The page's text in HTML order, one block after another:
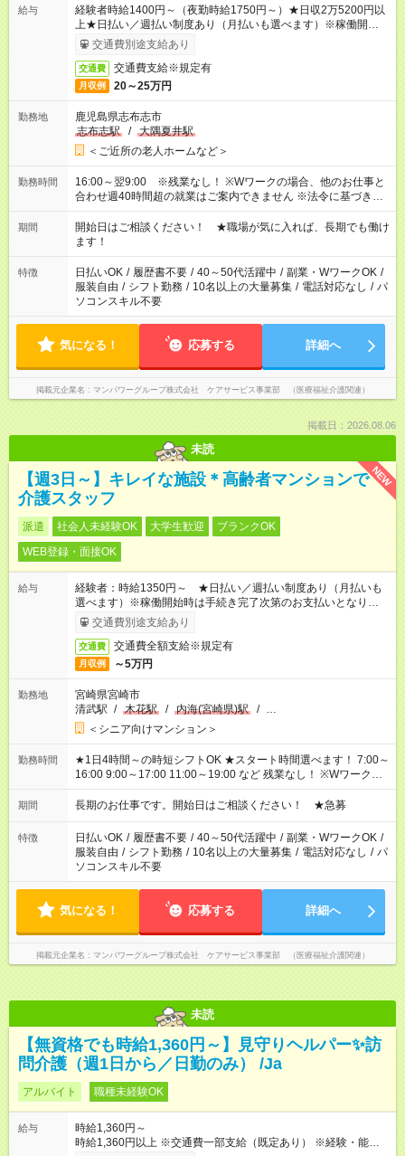
給与
経験者時給1400円～（夜勤時給1750円～）★日収2万5200円以
上★日払い／週払い制度あり（月払いも選べます）※稼働開始時
は手続き完了次第のお支払いとなります。
交通費別途支給あり
交通費 交通費支給※規定有
月収例 20～25万円
勤務地
鹿児島県志布志市
志布志駅
/ 大隅夏井駅
＜ご近所の老人ホームなど＞
勤務時間
16:00～翌9:00 ※残業なし！ ※Wワークの場合、他のお仕事と
合わせ週40時間超の就業はご案内できません ※法令に基づき、
週20時間以上勤務は社会保険への加入対象となります ※労働者
派遣法（日雇い派遣の原則禁止）により、短時間・短期間の就
業はご案内が難しい場合があります
期間
開始日はご相談ください！ ★職場が気に入れば、長期でも働け
ます！
特徴 日払いOK / 履歴書不要 / 40～50代活躍中 / 副業・WワークOK /
服装自由 / シフト勤務 / 10名以上の大量募集 / 電話対応なし / パ
ソコンスキル不要
気になる！ 応募する 詳細へ
掲載元企業名 マンパワーグループ株式会社 ケアサービス事業部 （医療福祉介護関連）
掲載日：2026.08.06
未読
NEW
【週3日～】キレイな施設＊高齢者マンションで
介護スタッフ
派遣 社会人未経験OK 大学生歓迎
ブランクOK
WEB登録・面接OK
給与
経験者：時給1350円～ ★日払い／週払い制度あり（月払いも
選べます）※稼働開始時は手続き完了次第のお支払いとなりま
す。交通費別途支給あり
交通費 交通費全額支給※規定有
月収例 ～5万円
勤務地
宮崎県宮崎市
清武駅 / 木花駅 / 内海(宮崎県)駅 / …
＜シニア向けマンション＞
勤務時間
★1日4時間～の時短シフトOK ★スタート時間選べます！ 7:00～
16:00 9:00～17:00 11:00～19:00 など 残業なし！ ※Wワークの
場合、他のお仕事と合わせ週40時間超の就業はご案内できませ
ん ※法令に基づき、週20時間以上勤務は社会保険への加入対象
短時間・短期間の就業はご案内が難しい場合があります
期間 長期のお仕事です。開始日はご相談ください！ ★急募
特徴 日払いOK / 履歴書不要 / 40～50代活躍中 / 副業・WワークOK /
服装自由 / シフト勤務 / 10名以上の大量募集 / 電話対応なし / パ
ソコンスキル不要
気になる！ 応募する 詳細へ
掲載元企業名 マンパワーグループ株式会社 ケアサービス事業部 （医療福祉介護関連）
未読
【無資格でも時給1,360円～】見守りヘルパー✨訪
問介護（週1日から／日勤のみ） /Ja
アルバイト 職種未経験OK
給与
時給1,360円～
時給1,360円以上 ※交通費一部支給（既定あり） ※経験・能力を